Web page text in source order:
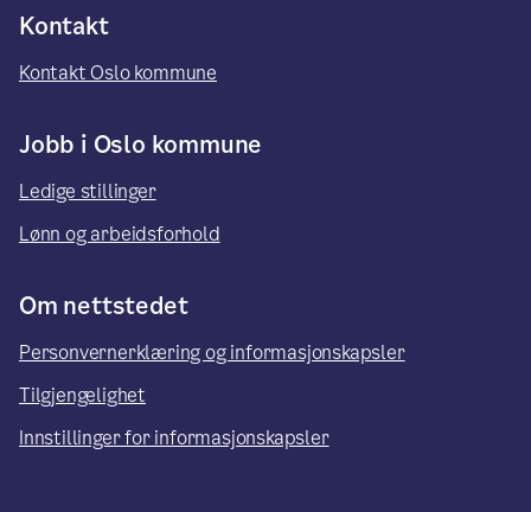
Kontakt
Kontakt Oslo kommune
Jobb i Oslo kommune
Ledige stillinger
Lønn og arbeidsforhold
Om nettstedet
Personvernerklæring og informasjonskapsler
Tilgjengelighet
Innstillinger for informasjonskapsler